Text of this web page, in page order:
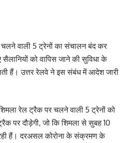
चलने वाली 5 ट्रेनों का संचालन बंद कर
को वापिस जाने की सुविधा के
हैं। उत्तर रेलवे ने इस संबंध में आदेश जारी
रेल ट्रैक पर चलने वाली 5 ट्रेनों को
पर दौड़ेगी, जो कि शिमला से सुबह 10
हैं। दरअसल कोरोना के संक्रमण के